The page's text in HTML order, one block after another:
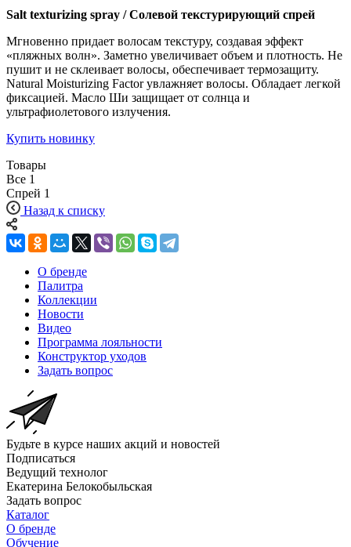
Salt texturizing spray / Солевой текстурирующий спрей
Мгновенно придает волосам текстуру, создавая эффект
«пляжных волн». Заметно увеличивает объем и плотность. Не
пушит и не склеивает волосы, обеспечивает термозащиту.
Natural Moisturizing Factor увлажняет волосы. Обладает легкой
фиксацией. Масло Ши защищает от солнца и
ультрафиолетового излучения.
Купить новинку
Товары
Все 1
Спрей 1
Назад к списку
О бренде
Палитра
Коллекции
Новости
Видео
Программа лояльности
Конструктор уходов
Задать вопрос
Будьте в курсе наших акций и новостей
Подписаться
Ведущий технолог
Екатерина Белокобыльская
Задать вопрос
Каталог
О бренде
Обучение